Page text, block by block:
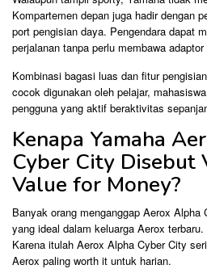
Kompartemen depan juga hadir dengan
port pengisian daya. Pengendara dapat
perjalanan tanpa perlu membawa
Kombinasi bagasi luas dan fitur
cocok digunakan oleh pelajar,
pengguna yang aktif beraktivitas
Kenapa Yamaha
Cyber City Disebut
Value for Money?
Banyak orang menganggap Aerox
yang ideal dalam keluarga Aerox
Karena itulah Aerox Alpha Cyber City
Aerox paling worth it untuk harian.